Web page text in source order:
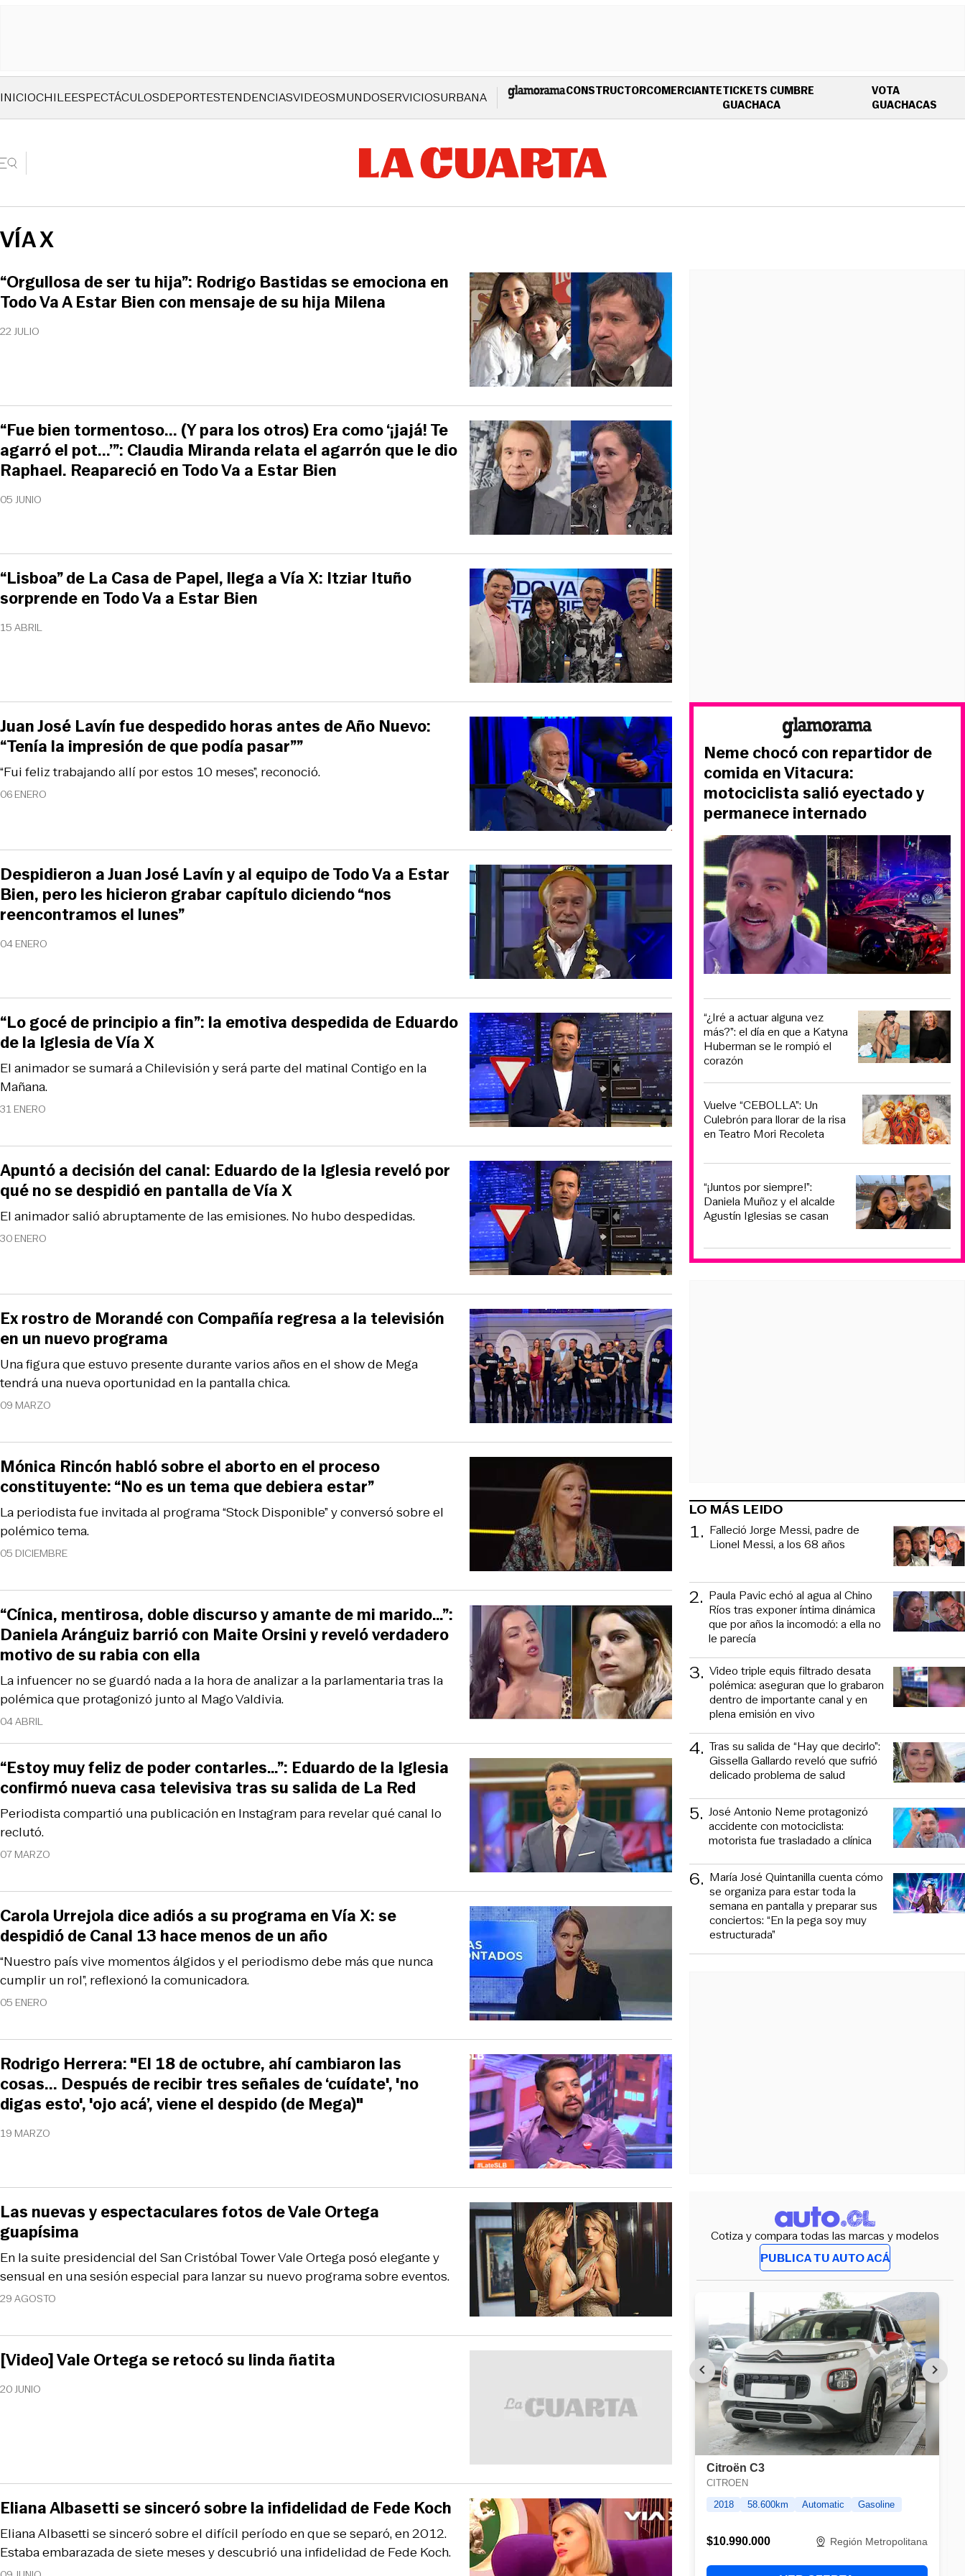
INICIOCHILEESPECTÁCULOSDEPORTESTENDENCIASVIDEOSMUNDOSERVICIOSURBANA CONSTRUCTORCOMERCIANTETICKETS CUMBRE
GUACHACAOPENS IN NEW WINDOW
VOTA
GUACHACAS
VÍA X
22 JULIO
“Orgullosa de ser tu hija”: Rodrigo Bastidas se emociona en
Todo Va A Estar Bien con mensaje de su hija Milena
05 JUNIO
“Fue bien tormentoso... (Y para los otros) Era como ‘¡jajá! Te
agarró el pot...’”: Claudia Miranda relata el agarrón que le dio
Raphael. Reapareció en Todo Va a Estar Bien
15 ABRIL
“Lisboa” de La Casa de Papel, llega a Vía X: Itziar Ituño
sorprende en Todo Va a Estar Bien
06 ENERO
“Fui feliz trabajando allí por estos 10 meses”, reconoció.
Juan José Lavín fue despedido horas antes de Año Nuevo:
“Tenía la impresión de que podía pasar””
04 ENERO
Despidieron a Juan José Lavín y al equipo de Todo Va a Estar
Bien, pero les hicieron grabar capítulo diciendo “nos
reencontramos el lunes”
31 ENERO
El animador se sumará a Chilevisión y será parte del matinal Contigo en la
Mañana.
“Lo gocé de principio a fin”: la emotiva despedida de Eduardo
de la Iglesia de Vía X
30 ENERO
El animador salió abruptamente de las emisiones. No hubo despedidas.
Apuntó a decisión del canal: Eduardo de la Iglesia reveló por
qué no se despidió en pantalla de Vía X
09 MARZO
Una figura que estuvo presente durante varios años en el show de Mega
tendrá una nueva oportunidad en la pantalla chica.
Ex rostro de Morandé con Compañía regresa a la televisión
en un nuevo programa
05 DICIEMBRE
La periodista fue invitada al programa “Stock Disponible” y conversó sobre el
polémico tema.
Mónica Rincón habló sobre el aborto en el proceso
constituyente: “No es un tema que debiera estar”
04 ABRIL
La infuencer no se guardó nada a la hora de analizar a la parlamentaria tras la
polémica que protagonizó junto al Mago Valdivia.
“Cínica, mentirosa, doble discurso y amante de mi marido…”:
Daniela Aránguiz barrió con Maite Orsini y reveló verdadero
motivo de su rabia con ella
07 MARZO
Periodista compartió una publicación en Instagram para revelar qué canal lo
reclutó.
“Estoy muy feliz de poder contarles…”: Eduardo de la Iglesia
confirmó nueva casa televisiva tras su salida de La Red
05 ENERO
“Nuestro país vive momentos álgidos y el periodismo debe más que nunca
cumplir un rol”, reflexionó la comunicadora.
Carola Urrejola dice adiós a su programa en Vía X: se
despidió de Canal 13 hace menos de un año
19 MARZO
Rodrigo Herrera: "El 18 de octubre, ahí cambiaron las
cosas... Después de recibir tres señales de ‘cuídate', 'no
digas esto', 'ojo acá’, viene el despido (de Mega)"
29 AGOSTO
En la suite presidencial del San Cristóbal Tower Vale Ortega posó elegante y
sensual en una sesión especial para lanzar su nuevo programa sobre eventos.
Las nuevas y espectaculares fotos de Vale Ortega
guapísima
20 JUNIO
[Video] Vale Ortega se retocó su linda ñatita
Eliana Albasetti se sinceró sobre el difícil período en que se separó, en 2012.
Estaba embarazada de siete meses y descubrió una infidelidad de Fede Koch.
Eliana Albasetti se sinceró sobre la infidelidad de Fede Koch
Neme chocó con repartidor de
comida en Vitacura:
motociclista salió eyectado y
permanece internado
“¿Iré a actuar alguna vez
más?”: el día en que a Katyna
Huberman se le rompió el
corazón
Vuelve “CEBOLLA”: Un
Culebrón para llorar de la risa
en Teatro Mori Recoleta
“¡Juntos por siempre!”:
Daniela Muñoz y el alcalde
Agustín Iglesias se casan
LO MÁS LEIDO
1. Falleció Jorge Messi, padre de
Lionel Messi, a los 68 años
2. Paula Pavic echó al agua al Chino
Ríos tras exponer íntima dinámica
que por años la incomodó: a ella no
le parecía
3. Video triple equis filtrado desata
polémica: aseguran que lo grabaron
dentro de importante canal y en
plena emisión en vivo
4. Tras su salida de “Hay que decirlo”:
Gissella Gallardo reveló que sufrió
delicado problema de salud
5. José Antonio Neme protagonizó
accidente con motociclista:
motorista fue trasladado a clínica
6. María José Quintanilla cuenta cómo
se organiza para estar toda la
semana en pantalla y preparar sus
conciertos: “En la pega soy muy
estructurada”
Cotiza y compara todas las marcas y modelos
PUBLICA TU AUTO ACÁ